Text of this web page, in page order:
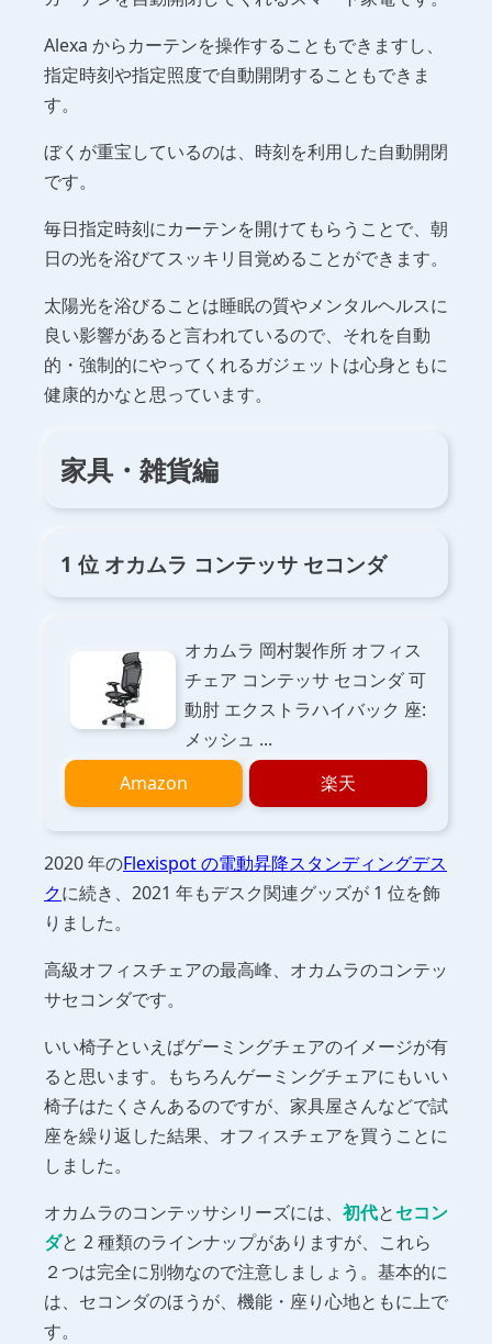
Alexa からカーテンを操作することもできますし、
指定時刻や指定照度で自動開閉することもできま
す。
ぼくが重宝しているのは、時刻を利用した自動開閉
です。
毎日指定時刻にカーテンを開けてもらうことで、朝
日の光を浴びてスッキリ目覚めることができます。
太陽光を浴びることは睡眠の質やメンタルヘルスに
良い影響があると言われているので、それを自動
的・強制的にやってくれるガジェットは心身ともに
健康的かなと思っています。
家具・雑貨編
1 位 オカムラ コンテッサ セコンダ
オカムラ 岡村製作所 オフィス
チェア コンテッサ セコンダ 可
動肘 エクストラハイバック 座:
メッシュ ...
Amazon
楽天
2020 年のFlexispot の電動昇降スタンディングデス
クに続き、2021 年もデスク関連グッズが 1 位を飾
りました。
高級オフィスチェアの最高峰、オカムラのコンテッ
サセコンダです。
いい椅子といえばゲーミングチェアのイメージが有
ると思います。もちろんゲーミングチェアにもいい
椅子はたくさんあるのですが、家具屋さんなどで試
座を繰り返した結果、オフィスチェアを買うことに
しました。
オカムラのコンテッサシリーズには、 初代とセコン
ダと 2 種類のラインナップがありますが、これら
２つは完全に別物なので注意しましょう。基本的に
は、セコンダのほうが、機能・座り心地ともに上で
す。